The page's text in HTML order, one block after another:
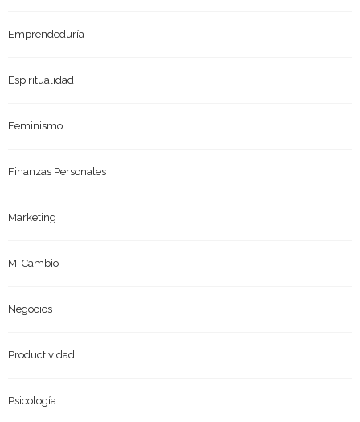
Emprendeduría
Espiritualidad
Feminismo
Finanzas Personales
Marketing
Mi Cambio
Negocios
Productividad
Psicología